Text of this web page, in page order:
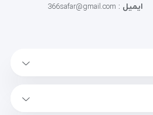
ایمیل :
366safar@gmail.com